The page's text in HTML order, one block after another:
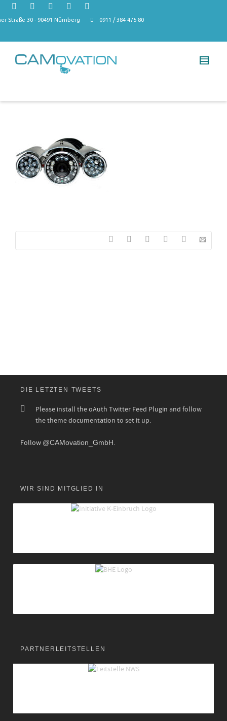
Straße 30 - 90491 Nürnberg 0911 / 384 475 80
DIE LETZTEN TWEETS
Please install the oAuth Twitter Feed Plugin and follow
the theme documentation to set it up.
Follow @CAMovation_GmbH.
WIR SIND MITGLIED IN
PARTNERLEITSTELLEN